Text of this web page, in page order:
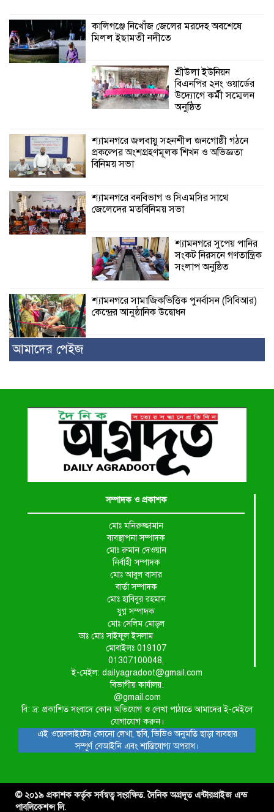
শ্যামনগরে বনবিভাগ ও সিএমসির সাথে
কালিগঞ্জে নিখোঁজ জেলের মরদেহ অবশেষে
মিলল ইছামতী নদীতে
শ্রীউলা ইউনিয়ন
বিএনপির ২নং ওয়ার্ডের
উদ্যোগে কর্মী সম্মেলন
অনুষ্ঠিত
শ্যামনগরে জলবায়ু সহনশীল জনগোষ্ঠী গঠনে
প্রকল্পের অংশগ্রহণমূলক শিখন ও অভিজ্ঞতা
বিনিময় সভা
শ্যামনগরে বনবিভাগ ও সিএমসির সাথে
জেলেদের মতবিনিময় সভা
শ্যামনগরে সুপেয় পানির
সংকট নিরসনে গণতান্ত্রিক
সংলাপ অনুষ্ঠিত
শ্যামনগরে সামাজিকভিত্তিক পুনর্বাসন (সিবিআর)
কেন্দ্রের আনুষ্ঠানিক উদ্বোধন
আমাদের পেইজ
সম্পাদক ও প্রকাশক
মোঃ মনিরুজ্জামান
ব্যবস্থাপনা সম্পাদক
মোঃ রুমান দেওয়ান
নির্বাহী সম্পাদক
মোঃ আবুল বাসার
বার্তা সম্পাদক
মোঃ হাবিবুর রহমান
যুগ্ন সম্পাদক
মোঃ সেলিম মোড়ল
ডাঃ মোঃ সাইফুল ইসলাম
মোবাইলঃ 019107
01307100048,
ই-মেইল: dailyagradoot@gmail.com
বিভাগীয় কার্যালয়:
@gmail.com
বি: দ্র: প্রকাশিত সংবাদে কোন অভিযোগ ও লেখা পাঠাতে আমাদের ই-মেইলে
যোগাযোগ করুন।
এই ওয়েবসাইটের কোনো লেখা, ছবি, ভিডিও অনুমতি ছাড়া ব্যবহার
সম্পূর্ণ বেআইনি এবং শাস্তিযোগ্য অপরাধ।
© ২০১৯ প্রকাশক কর্তৃক সর্বস্বত্ব সংরক্ষিত. দৈনিক অগ্রদূত এন্টারপ্রাইজ এন্ড
পাবলিকেশন্স লি.